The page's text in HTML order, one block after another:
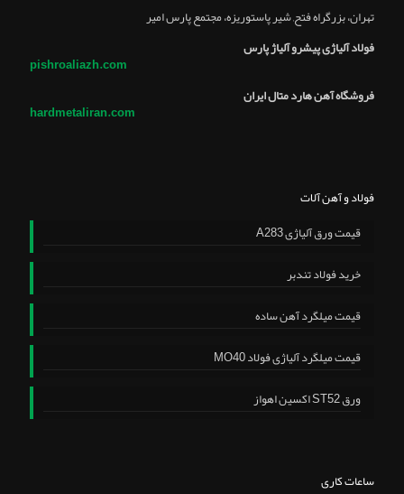
تهران، بزرگراه فتح, شير پاستوريزه، مجتمع پارس امير
فولاد آلیاژی پیشرو آلیاژ پارس
pishroaliazh.com
فروشگاه آهن هارد متال ایران
hardmetaliran.com
فولاد و آهن آلات
قیمت ورق آلیاژی A283
خرید فولاد تندبر
قیمت میلگرد آهن ساده
قیمت میلگرد آلیاژی فولاد MO40
ورق ST52 اکسین اهواز
ساعات کاری